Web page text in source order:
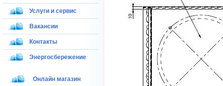
Услуги и сервис
Вакансии
Контакты
Энергосбережение
Онлайн магазин